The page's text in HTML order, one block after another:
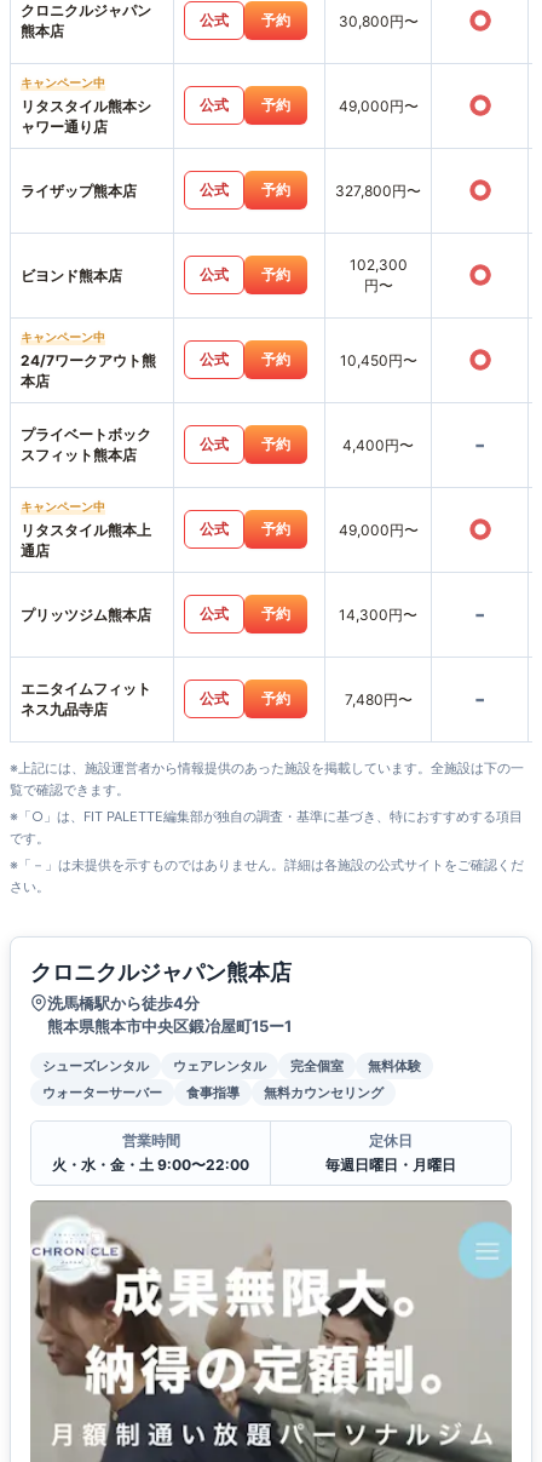
クロニクルジャパン
熊本店
公式 予約 30,800円〜 ○
キャンペーン中
リタスタイル熊本シ
ャワー通り店
公式 予約 49,000円〜 ○
ライザップ熊本店 公式 予約 327,800円〜 ○
ビヨンド熊本店 公式 予約
102,300
円〜
○
キャンペーン中
24/7ワークアウト熊
本店
公式 予約 10,450円〜 ○
プライベートボック
スフィット熊本店
公式 予約 4,400円〜 -
キャンペーン中
リタスタイル熊本上
通店
公式 予約 49,000円〜 ○
プリッツジム熊本店 公式 予約 14,300円〜 -
エニタイムフィット
ネス九品寺店
公式 予約 7,480円〜 -
※上記には、施設運営者から情報提供のあった施設を掲載しています。全施設は下の一
覧で確認できます。
※「○」は、FIT PALETTE編集部が独自の調査・基準に基づき、特におすすめする項目
です。
※「－」は未提供を示すものではありません。詳細は各施設の公式サイトをご確認くだ
さい。
クロニクルジャパン熊本店
洗馬橋駅から徒歩4分
熊本県熊本市中央区鍛冶屋町15ー1
シューズレンタル ウェアレンタル 完全個室
無料体験
ウォーターサーバー
食事指導 無料カウンセリング
営業時間
火・水・金・土 9:00〜22:00
定休日
毎週日曜日・月曜日